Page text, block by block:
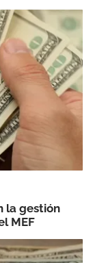
la gestión
MEF